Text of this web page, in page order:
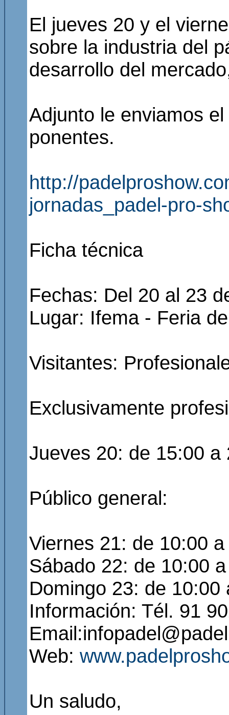
El jueves 20 y el
sobre la industria del
desarrollo del
Adjunto le enviamos
ponentes.
http://
jornadas_padel-pro-
Ficha técnica
Fechas: Del 20 al 23
Lugar: Ifema - Feria
Visitantes:
Exclusivamente
Jueves 20: de 15:00 a
Público general:
Viernes 21: de 10:00
Sábado 22: de 10:00
Domingo 23: de 10:00
Información: Tél. 91
Web:
Un saludo,